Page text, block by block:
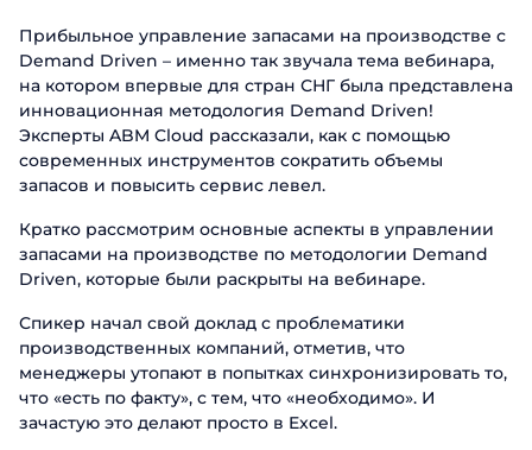
Прибыльное управление запасами на производстве с
Demand Driven – именно так звучала тема вебинара,
на котором впервые для стран СНГ была представлена
инновационная методология Demand Driven!
Эксперты ABM Cloud рассказали, как с помощью
современных инструментов сократить объемы
запасов и повысить сервис левел.
Кратко рассмотрим основные аспекты в управлении
запасами на производстве по методологии Demand
Driven, которые были раскрыты на вебинаре.
Спикер начал свой доклад с проблематики
производственных компаний, отметив, что
менеджеры утопают в попытках синхронизировать то,
что «есть по факту», с тем, что «необходимо». И
зачастую это делают просто в Excel.